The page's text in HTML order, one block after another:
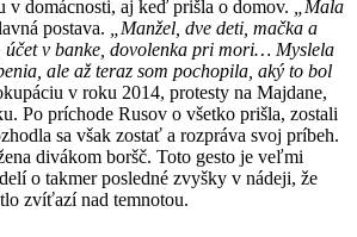
v domácnosti, aj keď prišla o domov.
„Mala
postava.
„Manžel, dve deti, mačka a
účet v banke, dovolenka pri mori… Myslela
ale až teraz som pochopila, aký to bol
v roku 2014, protesty na Majdane,
Po príchode Rusov o všetko prišla, zostali
sa však zostať a rozpráva svoj príbeh.
divákom boršč. Toto gesto je veľmi
o takmer posledné zvyšky v nádeji, že
zvíťazí nad temnotou.